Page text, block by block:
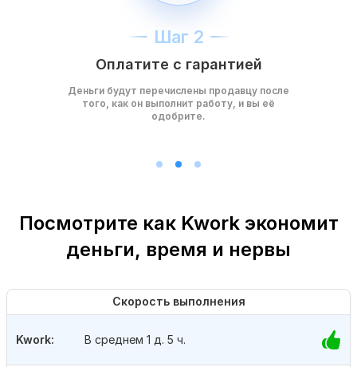
Шаг 2
Оплатите с гарантией
Деньги будут перечислены продавцу после
того, как он выполнит работу, и вы её
одобрите.
Посмотрите как Kwork экономит
деньги, время и нервы
Скорость выполнения
Kwork: В среднем 1 д. 5 ч.